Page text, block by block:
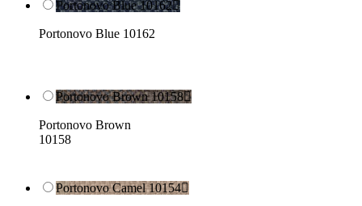
Portonovo Blue 10162
Portonovo Blue 10162
Portonovo Brown 10158
Portonovo Brown
10158
Portonovo Camel 10154